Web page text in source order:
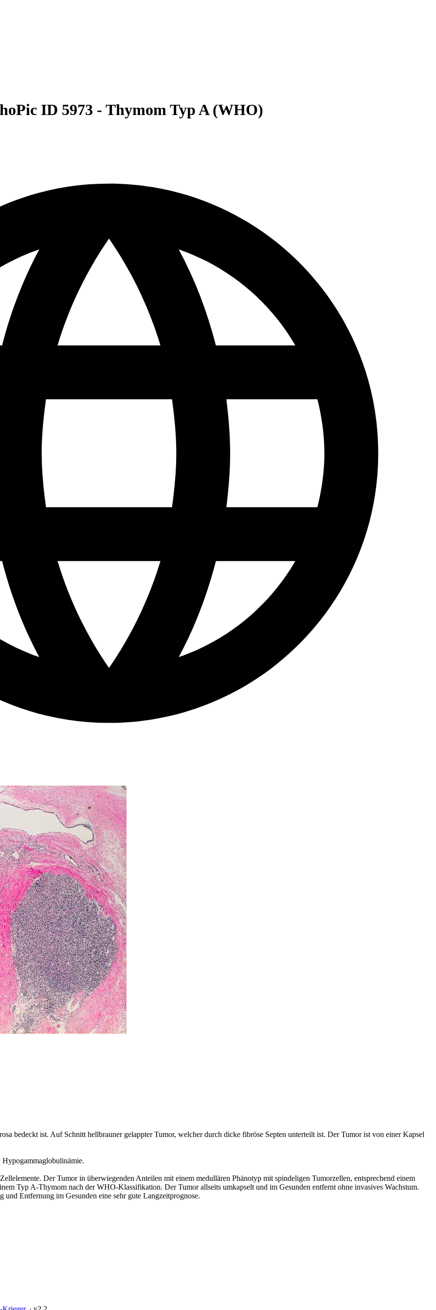
ID 5973 - Thymom Typ A (WHO)
bedeckt ist. Auf Schnitt hellbrauner gelappter Tumor, welcher durch dicke fibröse Septen unterteilt ist. Der Tumor ist von einer Kapsel
Hypogammaglobulinämie.
Der Tumor in überwiegenden Anteilen mit einem medullären Phänotyp mit spindeligen Tumorzellen, entsprechend einem
Typ A-Thymom nach der WHO-Klassifikation. Der Tumor allseits umkapselt und im Gesunden entfernt ohne invasives Wachstum.
Entfernung im Gesunden eine sehr gute Langzeitprognose.